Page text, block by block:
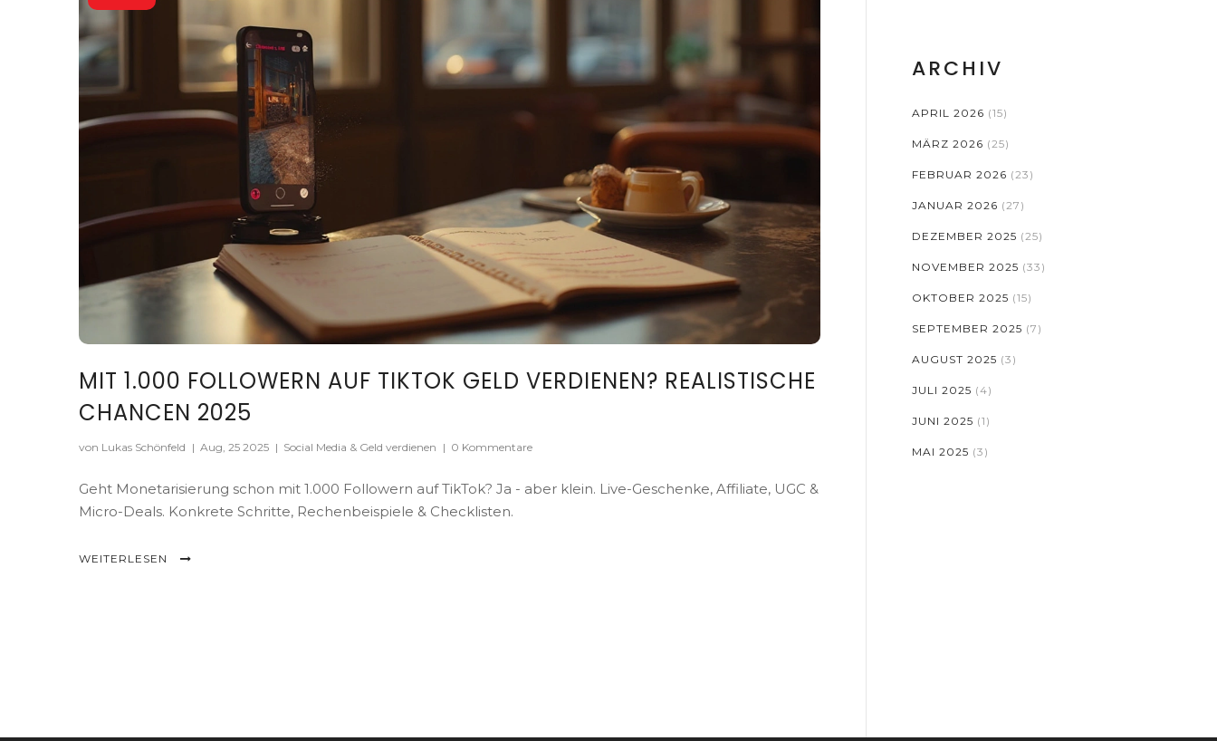
MIT 1.000 FOLLOWERN AUF TIKTOK GELD VERDIENEN? REALISTISCHE
CHANCEN 2025
von Lukas Schönfeld | Aug, 25 2025 | Social Media & Geld verdienen | 0 Kommentare
Geht Monetarisierung schon mit 1.000 Followern auf TikTok? Ja - aber klein. Live-Geschenke, Affiliate, UGC &
Micro-Deals. Konkrete Schritte, Rechenbeispiele & Checklisten.
WEITERLESEN
ARCHIV
APRIL 2026 (15)
MÄRZ 2026 (25)
FEBRUAR 2026 (23)
JANUAR 2026 (27)
DEZEMBER 2025 (25)
NOVEMBER 2025 (33)
OKTOBER 2025 (15)
SEPTEMBER 2025 (7)
AUGUST 2025 (3)
JULI 2025 (4)
JUNI 2025 (1)
MAI 2025 (3)